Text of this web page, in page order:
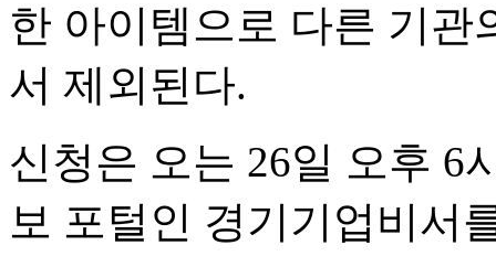
한 아이템으로 다른 기관
서 제외된다.
신청은 오는 26일 오후 6
보 포털인 경기기업비서